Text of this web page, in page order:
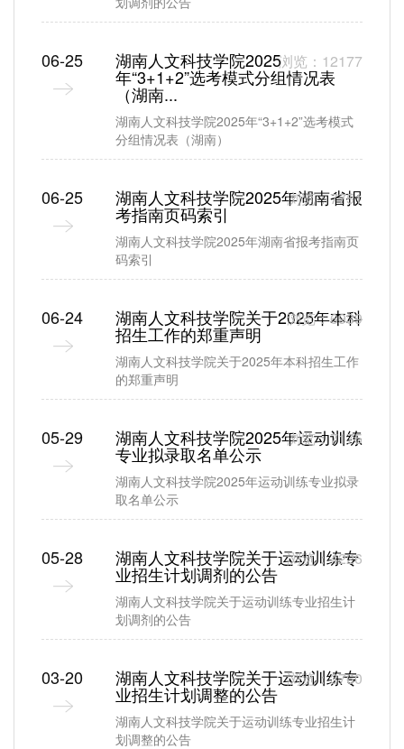
湖南人文科技学院2025
年“3+1+2”选考模式分组情况表
（湖南...
浏览：12177
湖南人文科技学院2025年“3+1+2”选考模式
分组情况表（湖南）
06-25
湖南人文科技学院2025年湖南省报
考指南页码索引
浏览：7751
湖南人文科技学院2025年湖南省报考指南页
码索引
06-25
湖南人文科技学院关于2025年本科
招生工作的郑重声明
浏览：6939
湖南人文科技学院关于2025年本科招生工作
的郑重声明
06-24
湖南人文科技学院2025年运动训练
专业拟录取名单公示
浏览：7175
湖南人文科技学院2025年运动训练专业拟录
取名单公示
05-29
湖南人文科技学院关于运动训练专
业招生计划调剂的公告
浏览：4226
湖南人文科技学院关于运动训练专业招生计
划调剂的公告
05-28
湖南人文科技学院关于运动训练专
业招生计划调整的公告
浏览：3760
湖南人文科技学院关于运动训练专业招生计
划调整的公告
03-20